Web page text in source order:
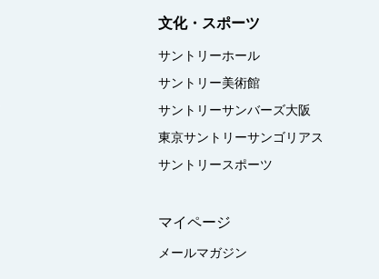
文化・スポーツ
サントリーホール
サントリー美術館
サントリーサンバーズ大阪
東京サントリーサンゴリアス
サントリースポーツ
マイページ
メールマガジン